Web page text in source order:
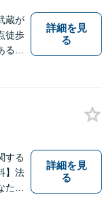
蔵が
徒歩
事
詳細を見
る
する
】法
の
詳細を見
る